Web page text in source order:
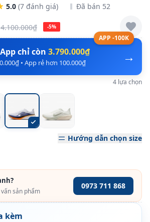
5.0 (7 đánh giá) Đã bán 52
4.100.000₫ -5%
APP -100K
→
chỉ còn 3.790.000₫
• App rẻ hơn 100.000₫
4 lựa chọn
Hướng dẫn chọn size
sản phẩm
0973 711 868
kèm